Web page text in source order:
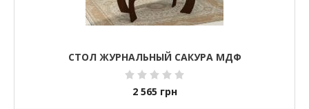
СТОЛ ЖУРНАЛЬНЫЙ САКУРА МДФ
2 565 грн